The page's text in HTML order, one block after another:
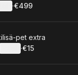
:
·
.Price
€499
pet extra
:
·
.Price
€15